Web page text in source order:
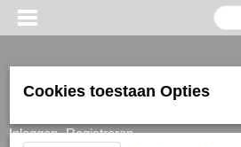
Inloggen Registreren
Cookies toestaan Opties